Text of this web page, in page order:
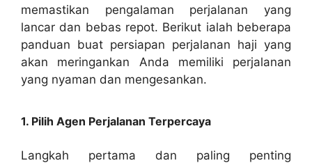
memastikan pengalaman perjalanan yang
lancar dan bebas repot. Berikut ialah beberapa
panduan buat persiapan perjalanan haji yang
akan meringankan Anda memiliki perjalanan
yang nyaman dan mengesankan.
1. Pilih Agen Perjalanan Terpercaya
Langkah pertama dan paling penting